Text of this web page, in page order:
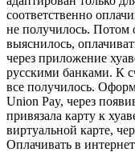
соответственно
не получилось. Потом
выяснилось,
через приложение
русскими банками. К
все получилось.
Union Pay, через
привязала карту к
виртуальной карте,
Оплачивать в